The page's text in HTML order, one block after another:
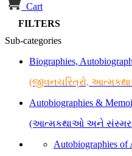
Cart
FILTERS
Sub-categories
Biographies,
(જીવનચરિત્રો,
Autobiographies &
(આત્મકથાઓ અને
Autobiographies of